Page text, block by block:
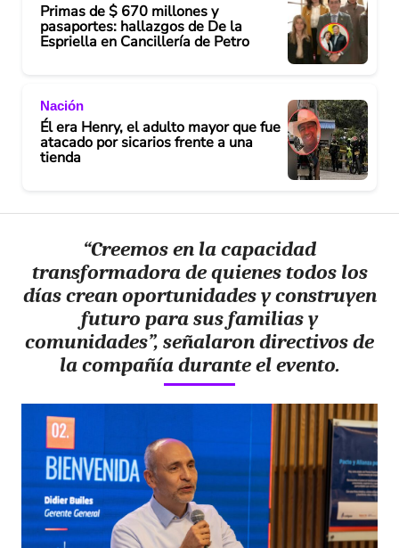
Primas de $ 670 millones y
pasaportes: hallazgos de De la
Espriella en Cancillería de Petro
Nación
Él era Henry, el adulto mayor que fue
atacado por sicarios frente a una
tienda
“Creemos en la capacidad
transformadora de quienes todos los
días crean oportunidades y construyen
futuro para sus familias y
comunidades”, señalaron directivos de
la compañía durante el evento.